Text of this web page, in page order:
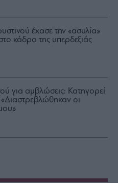
έχασε την «ασυλία»
κάδρο της υπερδεξιάς
για αμβλώσεις: Κατηγορεί
οι